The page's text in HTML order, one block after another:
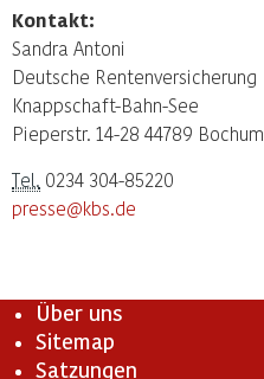
Kontakt:
Sandra Antoni
Deutsche Rentenversicherung
Knappschaft-Bahn-See
Pieperstr. 14-28 44789 Bochum
Tel. 0234 304-85220
presse@kbs.de
Über uns
Sitemap
Satzungen